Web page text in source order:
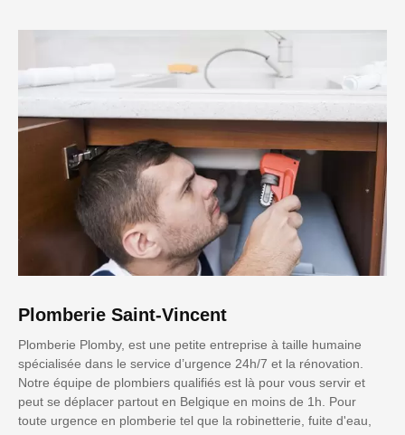
Plomberie Saint-Vincent
Plomberie Plomby, est une petite entreprise à taille humaine
spécialisée dans le service d’urgence 24h/7 et la rénovation.
Notre équipe de plombiers qualifiés est là pour vous servir et
peut se déplacer partout en Belgique en moins de 1h. Pour
toute urgence en plomberie tel que la robinetterie, fuite d'eau,